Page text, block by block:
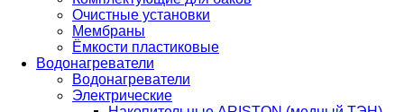
Очистные установки
Мембраны
Ёмкости пластиковые
Водонагреватели
Водонагреватели
Электрические